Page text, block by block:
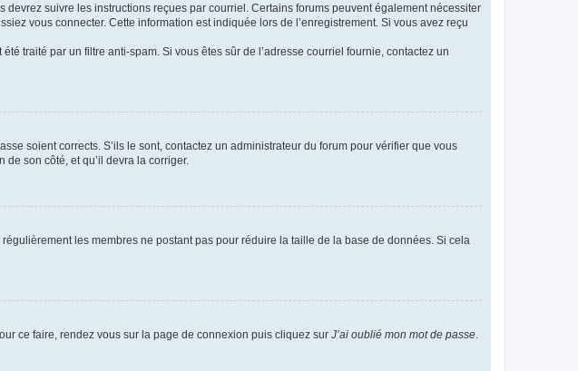
suivre les instructions reçues par courriel. Certains forums peuvent également nécessiter
vous connecter. Cette information est indiquée lors de l’enregistrement. Si vous avez reçu
traité par un filtre anti-spam. Si vous êtes sûr de l’adresse courriel fournie, contactez un
soient corrects. S’ils le sont, contactez un administrateur du forum pour vérifier que vous
son côté, et qu’il devra la corriger.
les membres ne postant pas pour réduire la taille de la base de données. Si cela
ce faire, rendez vous sur la page de connexion puis cliquez sur J’ai oublié mon mot de passe